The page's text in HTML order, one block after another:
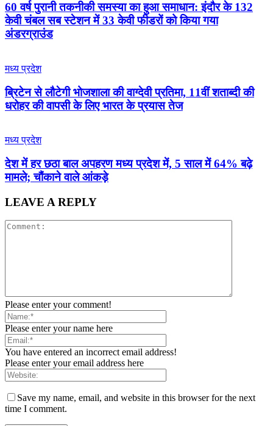
60 वर्ष पुरानी तकनीकी समस्या का हुआ समाधान: इंदौर के 132
केवी चंबल सब स्टेशन में 33 केवी फीडरों को किया गया
अंडरग्राउंड
मध्य प्रदेश
ब्रिटेन से लौटेगी भोजशाला की वाग्देवी प्रतिमा, 11वीं शताब्दी की
धरोहर की वापसी के लिए भारत के प्रयास तेज
मध्य प्रदेश
देश में हर छठा बाल अपहरण मध्य प्रदेश में, 5 साल में 64% बढ़े
मामले; चौंकाने वाले आंकड़े
LEAVE A REPLY
Please enter your comment!
Please enter your name here
You have entered an incorrect email address!
Please enter your email address here
Save my name, email, and website in this browser for the next
time I comment.